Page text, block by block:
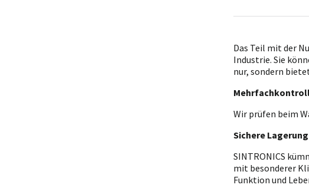
Das Teil mit der
Industrie. Sie
nur, sondern
Wir prüfen beim
Sichere Lagerung
SINTRONICS
mit besonderer
Funktion und